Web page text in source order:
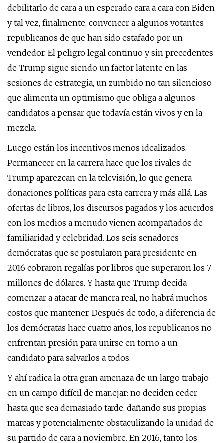
debilitarlo de cara a un esperado cara a cara con Biden
y tal vez, finalmente, convencer a algunos votantes
republicanos de que han sido estafado por un
vendedor. El peligro legal continuo y sin precedentes
de Trump sigue siendo un factor latente en las
sesiones de estrategia, un zumbido no tan silencioso
que alimenta un optimismo que obliga a algunos
candidatos a pensar que todavía están vivos y en la
mezcla.
Luego están los incentivos menos idealizados.
Permanecer en la carrera hace que los rivales de
Trump aparezcan en la televisión, lo que genera
donaciones políticas para esta carrera y más allá. Las
ofertas de libros, los discursos pagados y los acuerdos
con los medios a menudo vienen acompañados de
familiaridad y celebridad. Los seis senadores
demócratas que se postularon para presidente en
2016 cobraron regalías por libros que superaron los 7
millones de dólares. Y hasta que Trump decida
comenzar a atacar de manera real, no habrá muchos
costos que mantener. Después de todo, a diferencia de
los demócratas hace cuatro años, los republicanos no
enfrentan presión para unirse en torno a un
candidato para salvarlos a todos.
Y ahí radica la otra gran amenaza de un largo trabajo
en un campo difícil de manejar: no deciden ceder
hasta que sea demasiado tarde, dañando sus propias
marcas y potencialmente obstaculizando la unidad de
su partido de cara a noviembre. En 2016, tanto los